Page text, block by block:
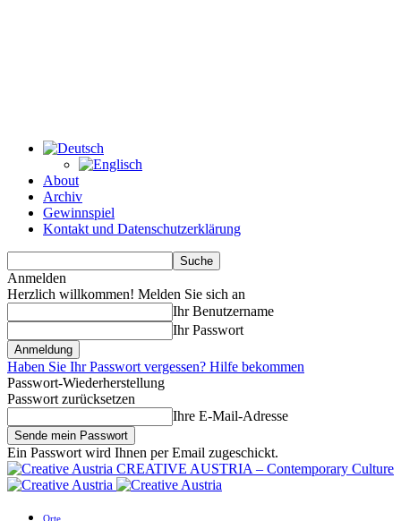
About
Archiv
Gewinnspiel
Kontakt und Datenschutzerklärung
Anmelden
Herzlich willkommen! Melden Sie sich an
Ihr Benutzername
Ihr Passwort
Haben Sie Ihr Passwort vergessen? Hilfe bekommen
Passwort-Wiederherstellung
Passwort zurücksetzen
Ihre E-Mail-Adresse
Ein Passwort wird Ihnen per Email zugeschickt.
CREATIVE AUSTRIA – Contemporary Culture
Orte